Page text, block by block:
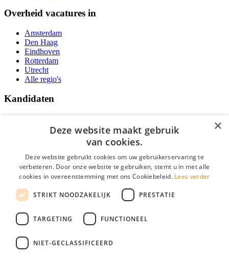
Overheid vacatures in
Amsterdam
Den Haag
Eindhoven
Rotterdam
Utrecht
Alle regio's
Kandidaten
Vacatures
Over Vacatures Overheid Online
YoungCapital IOS App
YoungCapital Android App
Hoofdkantoor Hoofddorp
Social
×
Deze website maakt gebruik
van cookies.
Deze website gebruikt cookies om uw gebruikerservaring te
verbeteren. Door onze website te gebruiken, stemt u in met alle
cookies in overeenstemming met ons Cookiebeleid. Lees verder
STRIKT NOODZAKELIJK PRESTATIE
TARGETING FUNCTIONEEL
NIET-GECLASSIFICEERD